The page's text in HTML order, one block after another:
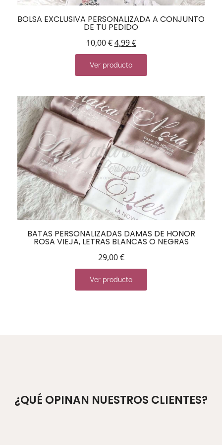
BOLSA EXCLUSIVA PERSONALIZADA A CONJUNTO
DE TU PEDIDO
10,00€ 4,99€
Ver producto
BATAS PERSONALIZADAS DAMAS DE HONOR
ROSA VIEJA, LETRAS BLANCAS O NEGRAS
29,00€
Ver producto
¿QUÉ OPINAN NUESTROS CLIENTES?